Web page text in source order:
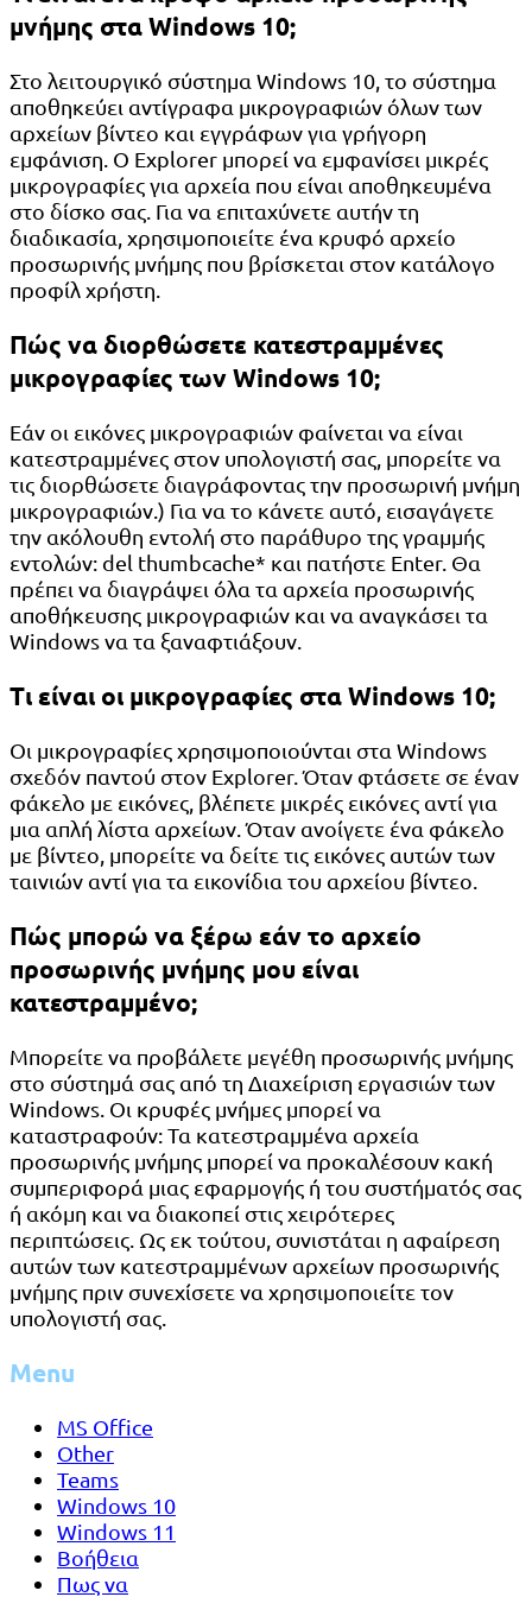
μνήμης στα Windows 10;
Στο λειτουργικό σύστημα Windows 10, το σύστημα
αποθηκεύει αντίγραφα μικρογραφιών όλων των
αρχείων βίντεο και εγγράφων για γρήγορη
εμφάνιση. Ο Explorer μπορεί να εμφανίσει μικρές
μικρογραφίες για αρχεία που είναι αποθηκευμένα
στο δίσκο σας. Για να επιταχύνετε αυτήν τη
διαδικασία, χρησιμοποιείτε ένα κρυφό αρχείο
προσωρινής μνήμης που βρίσκεται στον κατάλογο
προφίλ χρήστη.
Πώς να διορθώσετε κατεστραμμένες
μικρογραφίες των Windows 10;
Εάν οι εικόνες μικρογραφιών φαίνεται να είναι
κατεστραμμένες στον υπολογιστή σας, μπορείτε να
τις διορθώσετε διαγράφοντας την προσωρινή μνήμη
μικρογραφιών.) Για να το κάνετε αυτό, εισαγάγετε
την ακόλουθη εντολή στο παράθυρο της γραμμής
εντολών: del thumbcache* και πατήστε Enter. Θα
πρέπει να διαγράψει όλα τα αρχεία προσωρινής
αποθήκευσης μικρογραφιών και να αναγκάσει τα
Windows να τα ξαναφτιάξουν.
Τι είναι οι μικρογραφίες στα Windows 10;
Οι μικρογραφίες χρησιμοποιούνται στα Windows
σχεδόν παντού στον Explorer. Όταν φτάσετε σε έναν
φάκελο με εικόνες, βλέπετε μικρές εικόνες αντί για
μια απλή λίστα αρχείων. Όταν ανοίγετε ένα φάκελο
με βίντεο, μπορείτε να δείτε τις εικόνες αυτών των
ταινιών αντί για τα εικονίδια του αρχείου βίντεο.
Πώς μπορώ να ξέρω εάν το αρχείο
προσωρινής μνήμης μου είναι
κατεστραμμένο;
Μπορείτε να προβάλετε μεγέθη προσωρινής μνήμης
στο σύστημά σας από τη Διαχείριση εργασιών των
Windows. Οι κρυφές μνήμες μπορεί να
καταστραφούν: Τα κατεστραμμένα αρχεία
προσωρινής μνήμης μπορεί να προκαλέσουν κακή
συμπεριφορά μιας εφαρμογής ή του συστήματός σας
ή ακόμη και να διακοπεί στις χειρότερες
περιπτώσεις. Ως εκ τούτου, συνιστάται η αφαίρεση
αυτών των κατεστραμμένων αρχείων προσωρινής
μνήμης πριν συνεχίσετε να χρησιμοποιείτε τον
υπολογιστή σας.
Menu
MS Office
Other
Teams
Windows 10
Windows 11
Βοήθεια
Πως να